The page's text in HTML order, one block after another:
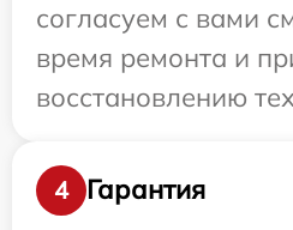
согласуем с вами
время ремонта и
восстановлению
4
Гарантия